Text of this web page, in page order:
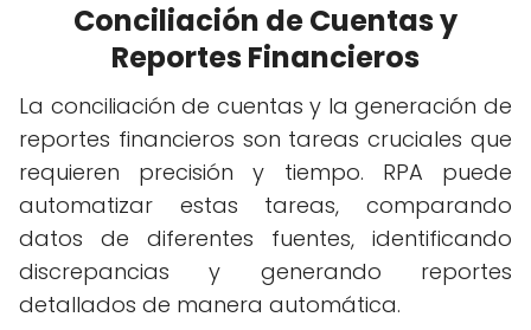
Conciliación de Cuentas y
Reportes Financieros
La conciliación de cuentas y la generación de
reportes financieros son tareas cruciales que
requieren precisión y tiempo. RPA puede
automatizar estas tareas, comparando
datos de diferentes fuentes, identificando
discrepancias y generando reportes
detallados de manera automática.